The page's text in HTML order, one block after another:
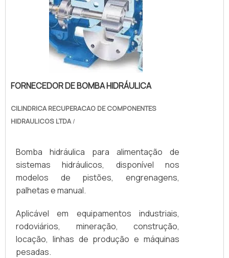
FORNECEDOR DE BOMBA HIDRÁULICA
CILINDRICA RECUPERACAO DE COMPONENTES
HIDRAULICOS LTDA /
Bomba hidráulica para alimentação de
sistemas hidráulicos, disponível nos
modelos de pistões, engrenagens,
palhetas e manual.
Aplicável em equipamentos industriais,
rodoviários, mineração, construção,
locação, linhas de produção e máquinas
pesadas.